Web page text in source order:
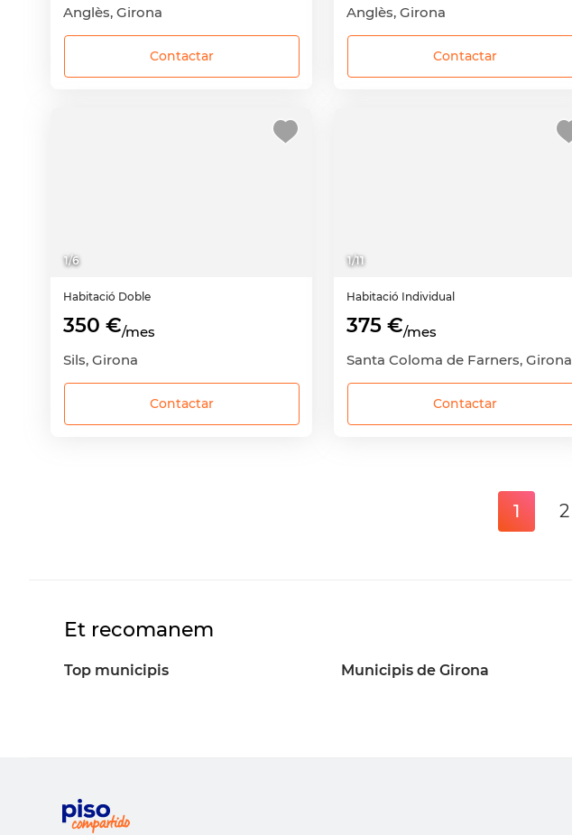
Anglès, Girona
Contactar
Anglès, Girona
Contactar
1/6
Habitació Doble
350 €/mes
Sils, Girona
Contactar
1/11
Habitació Individual
375 €/mes
Santa Coloma de Farners, Girona
Contactar
1 2
Et recomanem
Top municipis Municipis de Girona